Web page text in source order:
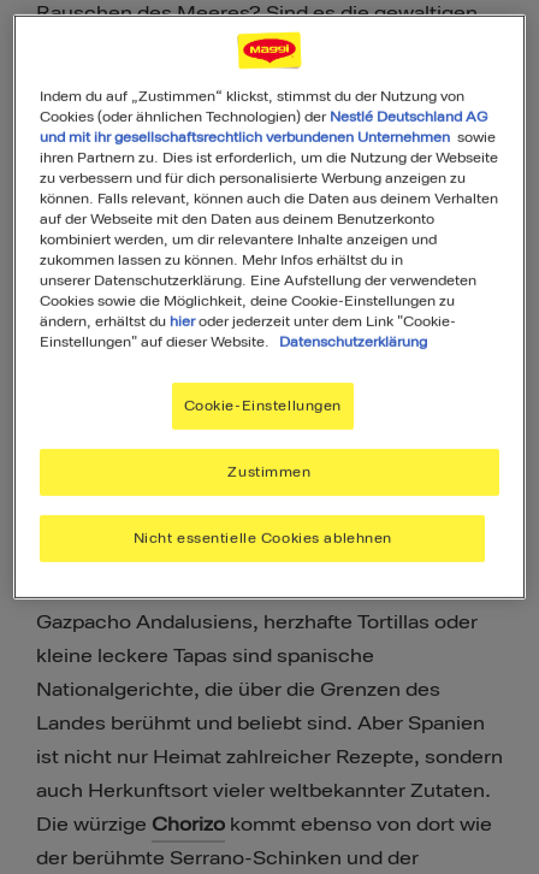
Rauschen des Meeres? Sind es die gewaltigen
Picos de Europa im Norden, die feurige Hitze des
Barcelona? Egal, was es ist. Am Ende haben all
diese Dinge eine Sache gemeinsam: Überall
duftet es herrlich nach spanischen Leckereien.
Wenn du mit baskischen Pinchos durch die
engen Gassen San Sebastians schlenderst, in
einem Fischrestaurant am Mittelmeer den Tag
am Strand ausklingen lässt oder du dich während
der Mittagshitze Sevillas in eine kühle Tapas-Bar
absetzt. Die Spanier lieben gutes Essen und
lassen Menschen auf der ganzen Welt an ihren
Köstlichkeiten teilhaben.
Die spanische Länderküche ist so einfach wie
abwechslungsreich: die gelb leuchtende,
Gazpacho Andalusiens, herzhafte Tortillas oder
kleine leckere Tapas sind spanische
Nationalgerichte, die über die Grenzen des
Landes berühmt und beliebt sind. Aber Spanien
ist nicht nur Heimat zahlreicher Rezepte, sondern
auch Herkunftsort vieler weltbekannter Zutaten.
Die würzige Chorizo ​ kommt ebenso von dort wie
der berühmte Serrano-Schinken und der
Indem du auf „Zustimmen“ klickst, stimmst du der Nutzung von
Cookies (oder ähnlichen Technologien) der Nestlé Deutschland AG
und mit ihr gesellschaftsrechtlich verbundenen Unternehmen sowie
ihren Partnern zu. Dies ist erforderlich, um die Nutzung der Webseite
zu verbessern und für dich personalisierte Werbung anzeigen zu
können. Falls relevant, können auch die Daten aus deinem Verhalten
auf der Webseite mit den Daten aus deinem Benutzerkonto
kombiniert werden, um dir relevantere Inhalte anzeigen und
zukommen lassen zu können. Mehr Infos erhältst du in
unserer Datenschutzerklärung. Eine Aufstellung der verwendeten
Cookies sowie die Möglichkeit, deine Cookie-Einstellungen zu
ändern, erhältst duhieroder jederzeit unter dem Link "Cookie-
Einstellungen" auf dieser Website.
Datenschutzerklärung
Cookie-Einstellungen
Nicht essentielle Cookies ablehnen
Zustimmen